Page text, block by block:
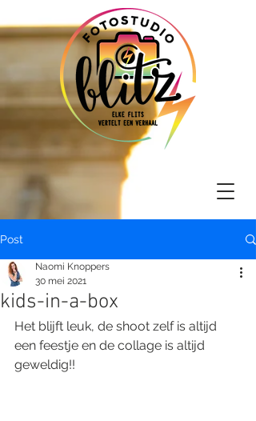
Post
kids-in-a-box
Naomi Knoppers
30 mei 2021
Het blijft leuk, de shoot zelf is altijd
een feestje en de collage is altijd
geweldig!!